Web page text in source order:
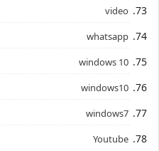
video
whatsapp
windows 10
windows10
windows7
Youtube